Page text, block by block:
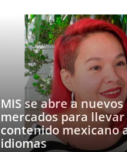
MIS se abre a nuevos
mercados para llevar
contenido mexicano
idiomas